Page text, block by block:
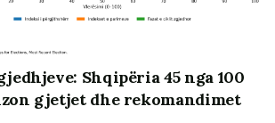
Politike (ISP) vijon ta monitorojë
e Mbretërisë së Vendeve të
2022 nga ambasada e Zvicrës dhe
Shqipëria 45 nga 100
gjetjet dhe rekomandimet